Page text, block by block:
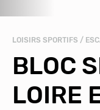
LOISIRS SPORTIFS /
BLOC
LOIRE